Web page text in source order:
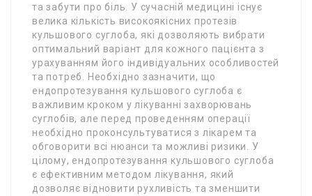
та забути про біль. У сучасній медицині існує
велика кількість високоякісних протезів
кульшового суглоба, які дозволяють вибрати
оптимальний варіант для кожного пацієнта з
урахуванням його індивідуальних особливостей
та потреб. Необхідно зазначити, що
ендопротезування кульшового суглоба є
важливим кроком у лікуванні захворювань
суглобів, але перед проведенням операції
необхідно проконсультуватися з лікарем та
обговорити всі нюанси та можливі ризики. У
цілому, ендопротезування кульшового суглоба
є ефективним методом лікування, який
дозволяє відновити рухливість та зменшити